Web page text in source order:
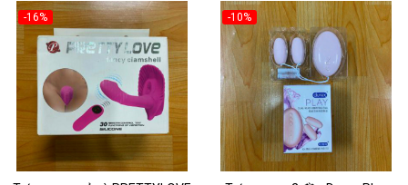
-16% -10%